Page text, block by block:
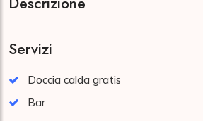
Servizi
Doccia calda gratis
Bar